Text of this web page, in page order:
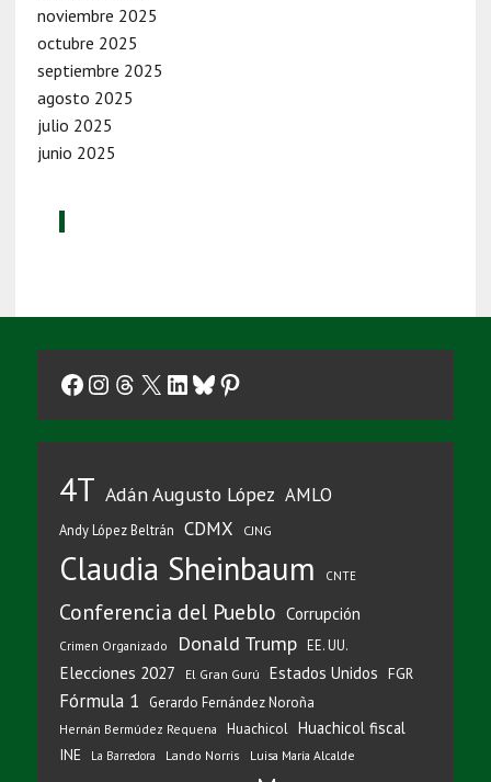
noviembre 2025
octubre 2025
septiembre 2025
agosto 2025
julio 2025
junio 2025
Facebook
Instagram
Threads
X LinkedIn
Bluesky
Pinterest
4T Adán Augusto López AMLO
Andy López Beltrán CDMX CJNG
Claudia Sheinbaum CNTE
Conferencia del Pueblo Corrupción
Crimen Organizado Donald Trump EE. UU.
Elecciones 2027 El Gran Gurú Estados Unidos FGR
Fórmula 1 Gerardo Fernández Noroña
Hernán Bermúdez Requena Huachicol Huachicol fiscal
INE La Barredora Lando Norris Luisa María Alcalde